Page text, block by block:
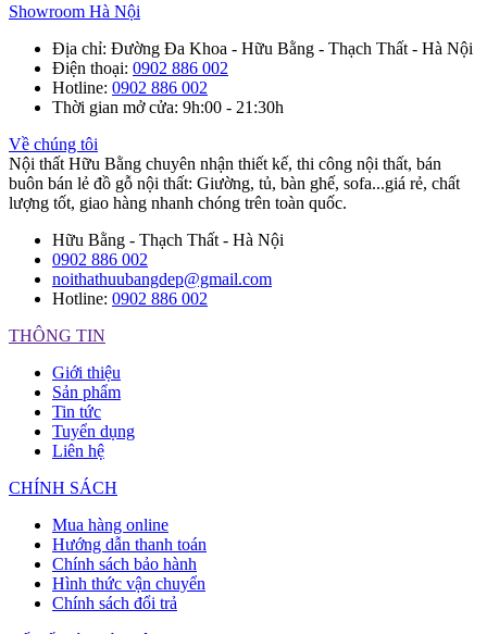
Showroom Hà Nội
Địa chỉ: Đường Đa Khoa - Hữu Bằng - Thạch Thất - Hà Nội
Điện thoại: 0902 886 002
Hotline: 0902 886 002
Thời gian mở cửa: 9h:00 - 21:30h
Về chúng tôi
Nội thất Hữu Bằng chuyên nhận thiết kế, thi công nội thất, bán
buôn bán lẻ đồ gỗ nội thất: Giường, tủ, bàn ghế, sofa...giá rẻ, chất
lượng tốt, giao hàng nhanh chóng trên toàn quốc.
Hữu Bằng - Thạch Thất - Hà Nội
0902 886 002
noithathuubangdep@gmail.com
Hotline: 0902 886 002
THÔNG TIN
Giới thiệu
Sản phẩm
Tin tức
Tuyển dụng
Liên hệ
CHÍNH SÁCH
Mua hàng online
Hướng dẫn thanh toán
Chính sách bảo hành
Hình thức vận chuyển
Chính sách đổi trả